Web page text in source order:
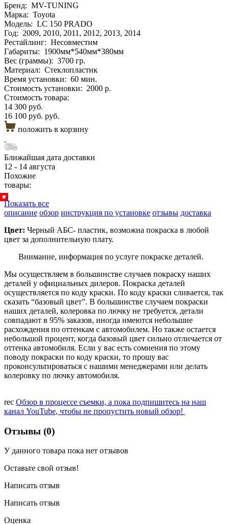
Бренд: MV-TUNING
Марка: Toyota
Модель: LC 150 PRADO
Год: 2009, 2010, 2011, 2012, 2013, 2014
Рестайлинг: Несовместим
Габариты: 1900мм*540мм*380мм
Вес (граммы): 3700 гр.
Материал: Стеклопластик
Время установки: 60 мин.
Стоимость установки: 2000 р.
Стоимость товара:
14 300 руб.
16 100 руб. руб.
положить в корзину
Ближайшая дата доставки
12 - 14 августа
Похожие
товары:
Показать все
описание обзор инструкция по установке отзывы доставка
Цвет: Черный АБС- пластик, возможна покраска в любой
цвет за дополнительную плату.
Внимание, информация по услуге покраске деталей.
Мы осуществляем в большинстве случаев покраску наших
деталей у официальных дилеров. Покраска деталей
осуществляется по коду краски. По коду краски сливается, так
сказать “базовый цвет”. В большинстве случаем покраски
наших деталей, колеровка по лючку не требуется, детали
совпадают в 95% заказов, иногда имеются небольшие
расхождения по оттенкам с автомобилем. Но также остается
небольшой процент, когда базовый цвет сильно отличается от
оттенка автомобиля. Если у вас есть сомнения по этому
поводу покраски по коду краски, то прошу вас
проконсультироваться с нашими менеджерами или делать
колеровку по лючку автомобиля.
rec Обзор в процессе съемки, а пока подпишитесь на наш
канал YouTube, чтобы не пропустить новый обзор!
Отзывы (0)
У данного товара пока нет отзывов
Оставьте свой отзыв!
Написать отзыв
Написать отзыв
Оценка